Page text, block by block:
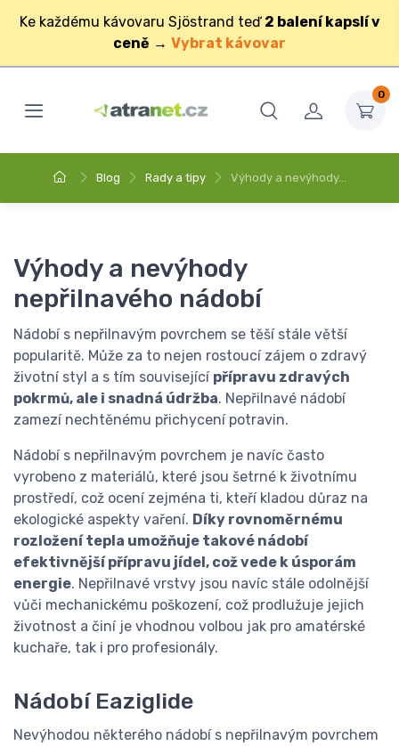
Ke každému kávovaru Sjöstrand teď 2 balení kapslí v
ceně → Vybrat kávovar
0
Blog Rady a tipy Výhody a nevýhody…
Výhody a nevýhody
nepřilnavého nádobí
Nádobí s nepřilnavým povrchem se těší stále větší
popularitě. Může za to nejen rostoucí zájem o zdravý
životní styl a s tím související přípravu zdravých
pokrmů, ale i snadná údržba. Nepřilnavé nádobí
zamezí nechtěnému přichycení potravin.
Nádobí s nepřilnavým povrchem je navíc často
vyrobeno z materiálů, které jsou šetrné k životnímu
prostředí, což ocení zejména ti, kteří kladou důraz na
ekologické aspekty vaření. Díky rovnoměrnému
rozložení tepla umožňuje takové nádobí
efektivnější přípravu jídel, což vede k úsporám
energie. Nepřilnavé vrstvy jsou navíc stále odolnější
vůči mechanickému poškození, což prodlužuje jejich
životnost a činí je vhodnou volbou jak pro amatérské
kuchaře, tak i pro profesionály.
Nádobí Eaziglide
Nevýhodou některého nádobí s nepřilnavým povrchem